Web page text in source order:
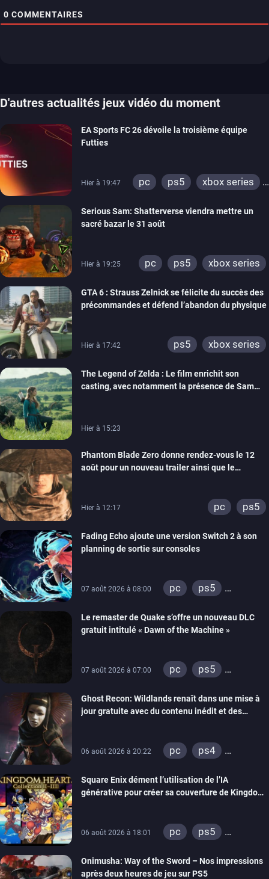
0 COMMENTAIRES
D'autres actualités jeux vidéo du moment
EA Sports FC 26 dévoile la troisième équipe
Futties
Hier à 19:47 pc ps5
xbox series
xbox one
switch 2
Serious Sam: Shatterverse viendra mettre un
sacré bazar le 31 août
Hier à 19:25 pc ps5 xbox series
GTA 6 : Strauss Zelnick se félicite du succès des
précommandes et défend l’abandon du physique
Hier à 17:42 ps5 xbox series
The Legend of Zelda : Le film enrichit son
casting, avec notamment la présence de Sam
Hier à 15:23
Phantom Blade Zero donne rendez-vous le 12
août pour un nouveau trailer ainsi que le
Hier à 12:17 pc ps5
Fading Echo ajoute une version Switch 2 à son
planning de sortie sur consoles
07 août 2026 à 08:00 pc
ps5
Le remaster de Quake s’offre un nouveau DLC
gratuit intitulé « Dawn of the Machine »
07 août 2026 à 07:00 pc
ps5
switch
ps4
xbox one
Ghost Recon: Wildlands renaît dans une mise à
jour gratuite avec du contenu inédit et des
06 août 2026 à 20:22 pc
ps4
Square Enix dément l’utilisation de l’IA
générative pour créer sa couverture de Kingdom
06 août 2026 à 18:01 pc
ps5
switch 2
Onimusha: Way of the Sword – Nos impressions
après deux heures de jeu sur PS5